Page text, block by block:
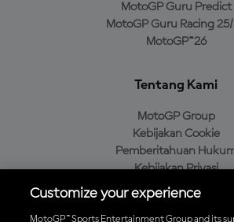
MotoGP Guru Predict
MotoGP Guru Racing
MotoGP™26
Tentang Kami
MotoGP Group
Kebijakan Cookie
Pemberitahuan
Kebijakan Privasi
Kebijakan Pembelian
Customize your experience
MotoGP™ Sports Entertainment Group and its